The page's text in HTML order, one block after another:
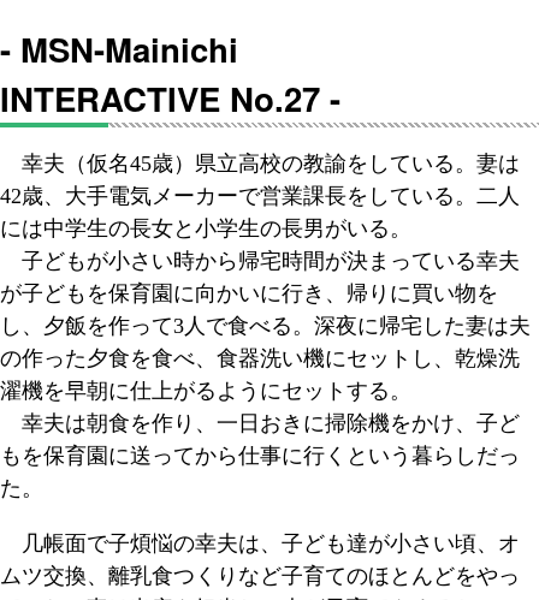
- MSN-Mainichi
INTERACTIVE No.27 -
幸夫（仮名45歳）県立高校の教諭をしている。妻は
42歳、大手電気メーカーで営業課長をしている。二人
には中学生の長女と小学生の長男がいる。
子どもが小さい時から帰宅時間が決まっている幸夫
が子どもを保育園に向かいに行き、帰りに買い物を
し、夕飯を作って3人で食べる。深夜に帰宅した妻は夫
の作った夕食を食べ、食器洗い機にセットし、乾燥洗
濯機を早朝に仕上がるようにセットする。
幸夫は朝食を作り、一日おきに掃除機をかけ、子ど
もを保育園に送ってから仕事に行くという暮らしだっ
た。
几帳面で子煩悩の幸夫は、子ども達が小さい頃、オ
ムツ交換、離乳食つくりなど子育てのほとんどをやっ